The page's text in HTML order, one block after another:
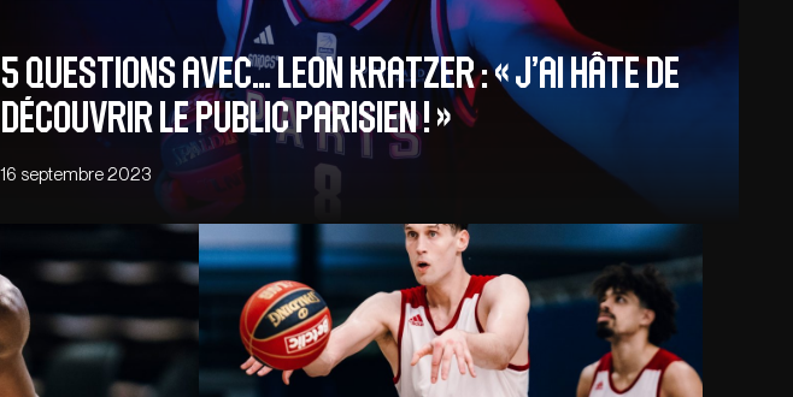
5 QUESTIONS AVEC… LEON KRATZER : « J’ai hâte de
découvrir le public parisien ! »
16 septembre 2023